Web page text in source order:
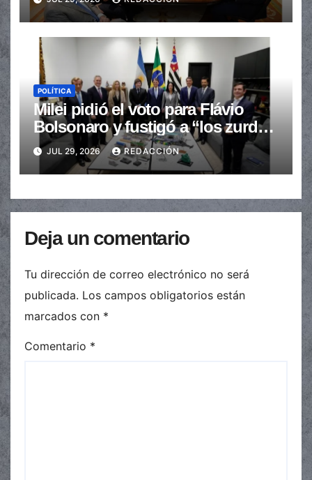
POLÍTICA
Milei pidió el voto para Flávio
Bolsonaro y fustigó a “los zurdos
de mierda”
JUL 29, 2026 REDACCIÓN
Deja un comentario
Tu dirección de correo electrónico no será
publicada. Los campos obligatorios están
marcados con *
Comentario *